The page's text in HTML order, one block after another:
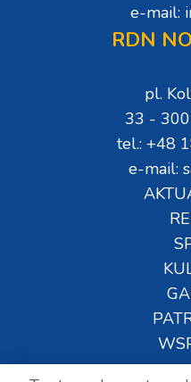
e-mail:
RDN
pl.
33 -
tel.: +48
e-mail: